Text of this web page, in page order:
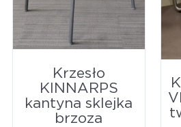
Krzesło
KINNARPS
kantyna sklejka
brzoza